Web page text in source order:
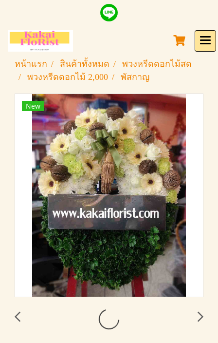
หน้าแรก สินค้าทั้งหมด
พวงหรีดดอกไม้สด
พวงหรีดดอกไม้ 2,000
พัสกาญ
New